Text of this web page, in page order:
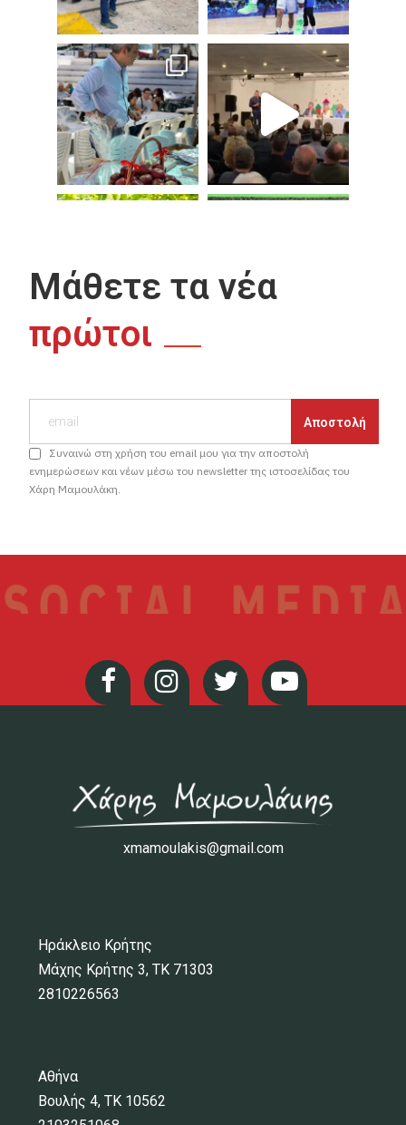
Μάθετε τα νέα
πρώτοι
Συναινώ στη χρήση του email μου για την αποστολή
ενημερώσεων και νέων μέσω του newsletter της ιστοσελίδας του
Χάρη Μαμουλάκη.
xmamoulakis@gmail.com
Ηράκλειο Κρήτης
Μάχης Κρήτης 3, ΤΚ 71303
2810226563
Αθήνα
Βουλής 4, ΤΚ 10562